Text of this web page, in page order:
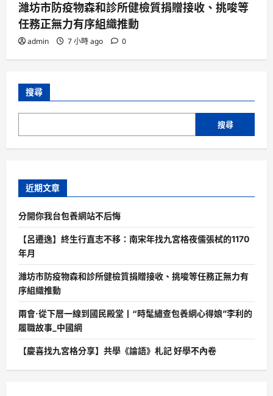
濰坊市防疫物森和診所健檢質捐贈接收、挑唆等
任務正無力有序組織推動
admin 7 小時 ago 0
搜尋
搜尋
近期文章
分開你我台包養網站不后悔
【呂遷逸】終生行直志不移：南宋年找九宮格夜儒張栻的1170
年月
濰坊市防疫物森和診所健檢質捐贈接收、挑唆等任務正無力有
序組織推動
兩會·從下層一線到國民殿堂丨“時髦繡查包養網心得娘”李利的
履職故事_中國網
【慶喜找九宮格分享】共學《論語》札記 好學不內卷